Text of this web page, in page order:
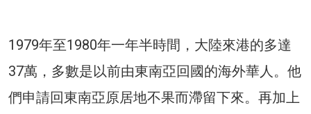
1979年至1980年一年半時間，大陸來港的多達
37萬，多數是以前由東南亞回國的海外華人。他
們申請回東南亞原居地不果而滯留下來。再加上